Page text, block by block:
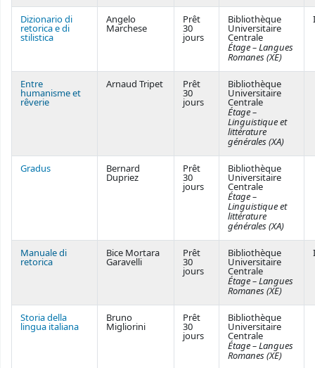
Dizionario di
retorica e di
stilistica
Angelo
Marchese
Prêt
30
jours
Bibliothèque
Universitaire
Centrale
Étage – Langues
Romanes (XE)
Entre
humanisme et
rêverie
Arnaud Tripet Prêt
30
jours
Bibliothèque
Universitaire
Centrale
Étage –
Linguistique et
littérature
générales (XA)
Gradus Bernard
Dupriez
Prêt
30
jours
Bibliothèque
Universitaire
Centrale
Étage –
Linguistique et
littérature
générales (XA)
Manuale di
retorica
Bice Mortara
Garavelli
Prêt
30
jours
Bibliothèque
Universitaire
Centrale
Étage – Langues
Romanes (XE)
Storia della
lingua italiana
Bruno
Migliorini
Prêt
30
jours
Bibliothèque
Universitaire
Centrale
Étage – Langues
Romanes (XE)